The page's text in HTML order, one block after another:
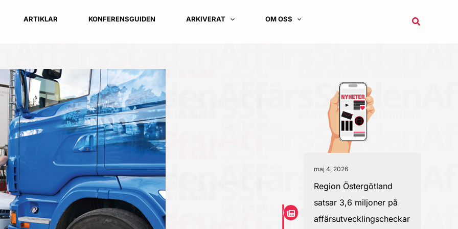
ARTIKLAR KONFERENSGUIDEN ARKIVERAT OM OSS Sök
maj 4, 2026
Region Östergötland
satsar 3,6 miljoner på
affärsutvecklingscheckar